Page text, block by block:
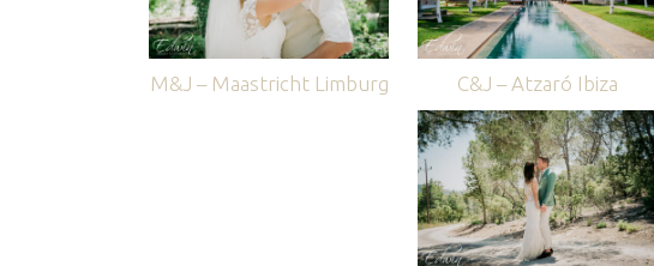
M&J – Maastricht Limburg C&J – Atzaró Ibiza